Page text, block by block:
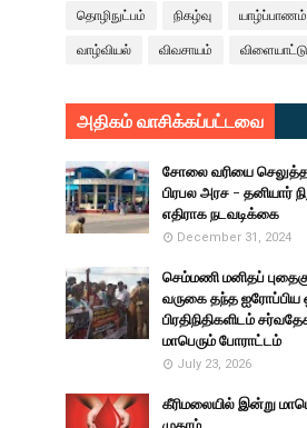
தொழிநுட்பம் நிகழ்வு யாழ்ப்பாணம்
வாழ்வியல் விவசாயம் விளையாட்டு
அதிகம் வாசிக்கப்பட்டவை
சோலை வரியை
பிரபல அரச - தனியார்
எதிராக நடவடிக்கை
December 31, 2024
செம்மணி மனிதப்
வருகை தந்த ஐரோப்பிய
பிரதிநிதிகளிடம்
மாபெரும் போராட்டம்
July 23, 2026
கீரிமலையில் இன்று